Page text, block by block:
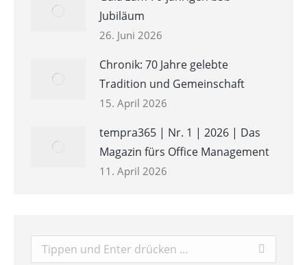
Jubiläum
26. Juni 2026
Chronik: 70 Jahre gelebte
Tradition und Gemeinschaft
15. April 2026
tempra365 | Nr. 1 | 2026 | Das
Magazin fürs Office Management
11. April 2026
Search: